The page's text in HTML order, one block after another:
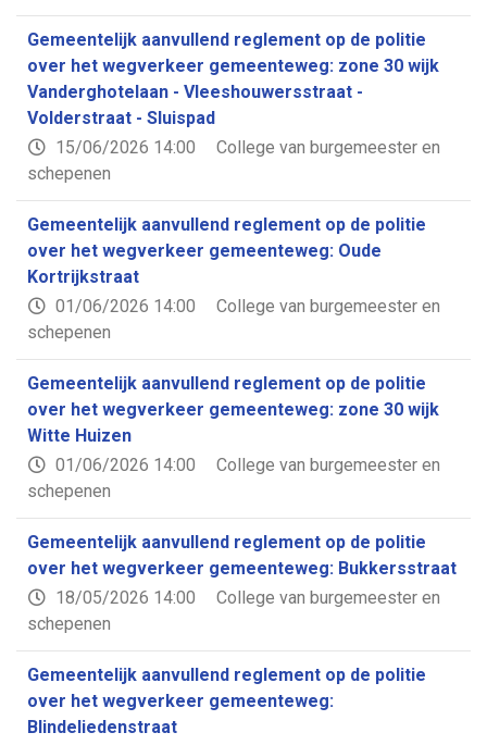
Gemeentelijk aanvullend reglement op de politie
over het wegverkeer gemeenteweg: zone 30 wijk
Vanderghotelaan - Vleeshouwersstraat -
Volderstraat - Sluispad
15/06/2026 14:00
College van burgemeester en
schepenen
Gemeentelijk aanvullend reglement op de politie
over het wegverkeer gemeenteweg: Oude
Kortrijkstraat
01/06/2026 14:00
College van burgemeester en
schepenen
Gemeentelijk aanvullend reglement op de politie
over het wegverkeer gemeenteweg: zone 30 wijk
Witte Huizen
01/06/2026 14:00
College van burgemeester en
schepenen
Gemeentelijk aanvullend reglement op de politie
over het wegverkeer gemeenteweg: Bukkersstraat
18/05/2026 14:00
College van burgemeester en
schepenen
Gemeentelijk aanvullend reglement op de politie
over het wegverkeer gemeenteweg:
Blindeliedenstraat